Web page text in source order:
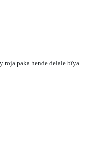
roja paka hende delale bîya.